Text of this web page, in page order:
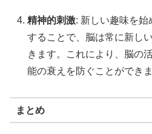
精神的刺激: 新しい趣味を
することで、脳は常に新し
きます。これにより、脳の
能の衰えを防ぐことができま
まとめ